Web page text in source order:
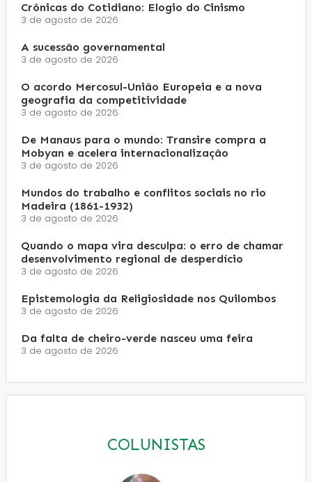
Crônicas do Cotidiano: Elogio do Cinismo
3 de agosto de 2026
A sucessão governamental
3 de agosto de 2026
O acordo Mercosul-União Europeia e a nova
geografia da competitividade
3 de agosto de 2026
De Manaus para o mundo: Transire compra a
Mobyan e acelera internacionalização
3 de agosto de 2026
Mundos do trabalho e conflitos sociais no rio
Madeira (1861-1932)
3 de agosto de 2026
Quando o mapa vira desculpa: o erro de chamar
desenvolvimento regional de desperdício
3 de agosto de 2026
Epistemologia da Religiosidade nos Quilombos
3 de agosto de 2026
Da falta de cheiro-verde nasceu uma feira
3 de agosto de 2026
COLUNISTAS